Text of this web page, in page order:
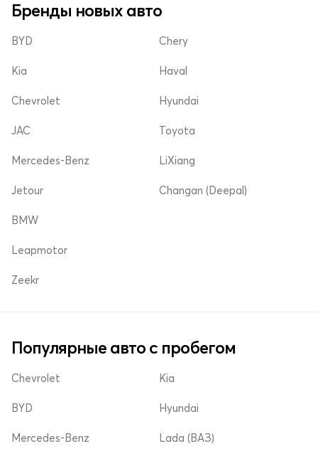
Бренды новых авто
BYD
Kia
Chevrolet
Chery
Haval
Hyundai
JAC
Mercedes-Benz
Jetour
Toyota
LiXiang
Changan (Deepal)
BMW
Leapmotor
Zeekr
Популярные авто с пробегом
Chevrolet
BYD
Mercedes-Benz
Kia
Hyundai
Lada (ВАЗ)